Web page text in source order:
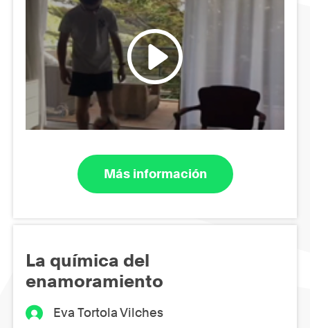
Más información
La química del
enamoramiento
Eva Tortola Vilches